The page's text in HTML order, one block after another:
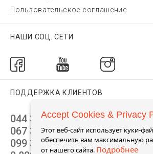
Пользовательское соглашение
НАШИ СОЦ. СЕТИ
ПОДДЕРЖКА КЛИЕНТОВ
044 392 44 45
067 344 14 44 (viber)
099 399 23 80
Accept Cookies & Privacy
Этот веб-сайт использует куки-
обеспечить вам максимальную
от нашего сайта. Подробнее